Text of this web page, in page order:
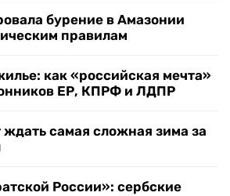
бурение в Амазонии
правилам
как «российская мечта»
ЕР, КПРФ и ЛДПР
самая сложная зима за
России»: сербские